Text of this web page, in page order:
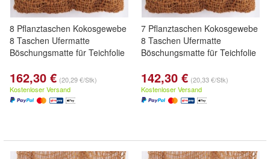
8 Pflanztaschen Kokosgewebe
8 Taschen Ufermatte
Böschungsmatte für Teichfolie
162,30 € (20,29 €/Stk)
Kostenloser Versand
7 Pflanztaschen Kokosgewebe
8 Taschen Ufermatte
Böschungsmatte für Teichfolie
142,30 € (20,33 €/Stk)
Kostenloser Versand